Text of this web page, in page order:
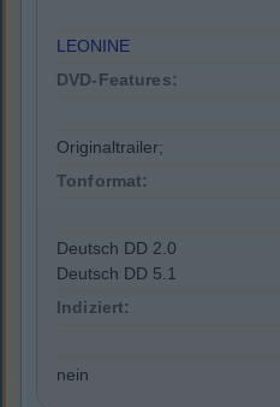
LEONINE
DVD-Features:
Originaltrailer;
Tonformat:
Deutsch DD 2.0
Deutsch DD 5.1
Indiziert:
nein